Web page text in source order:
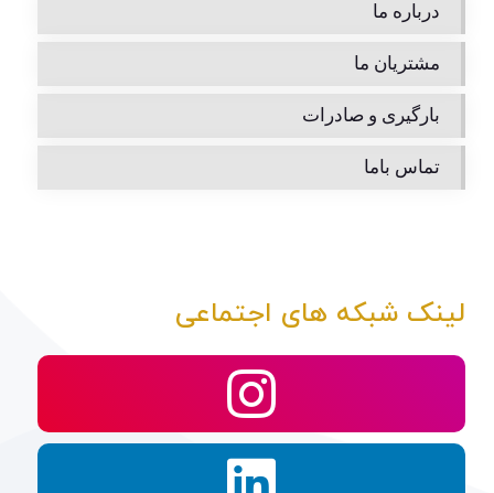
درباره ما
مشتریان ما
بارگیری و صادرات
تماس باما
لینک شبکه های اجتماعی